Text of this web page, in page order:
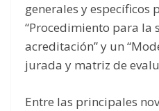
generales y específicos
“Procedimiento para la
acreditación” y un
jurada y matriz de
Entre las principales